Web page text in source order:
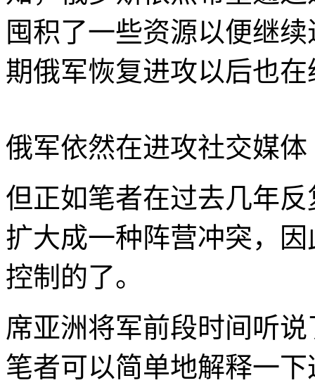
囤积了一些资源以便继
期俄军恢复进攻以后也
俄军依然在进攻社交媒体
但正如笔者在过去几年
扩大成一种阵营冲突，
控制的了。
席亚洲将军前段时间听
笔者可以简单地解释一